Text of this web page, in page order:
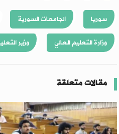
سوريا الجامعات السورية
وزارة التعليم العالي
وزير
مقالات متعلقة